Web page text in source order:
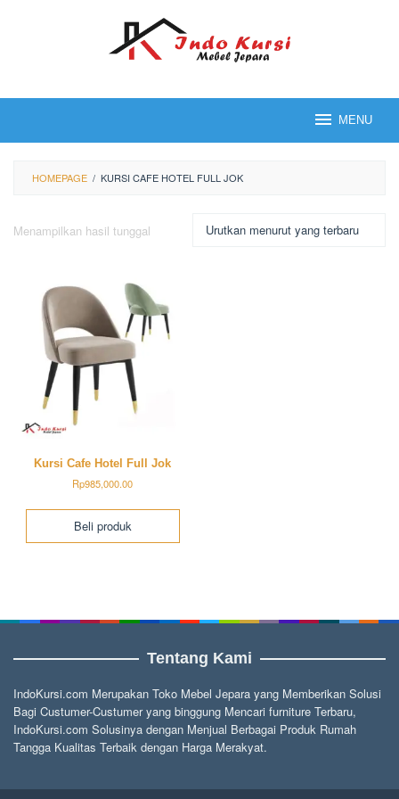
MENU
HOMEPAGE / KURSI CAFE HOTEL FULL JOK
Menampilkan hasil tunggal
Kursi Cafe Hotel Full Jok
Rp985,000.00
Beli produk
Tentang Kami
IndoKursi.com Merupakan Toko Mebel Jepara yang Memberikan Solusi
Bagi Custumer-Custumer yang binggung Mencari furniture Terbaru,
IndoKursi.com Solusinya dengan Menjual Berbagai Produk Rumah
Tangga Kualitas Terbaik dengan Harga Merakyat.